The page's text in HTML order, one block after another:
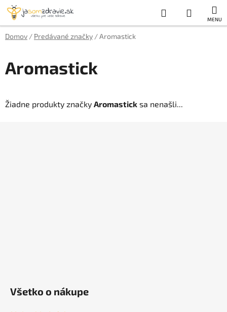
Prejsť
obsah
Hľadať
KOŠÍK
Domov / Predávané značky /Aromastick
Aromastick
Žiadne produkty značky Aromastick sa nenašli...
Všetko o nákupe